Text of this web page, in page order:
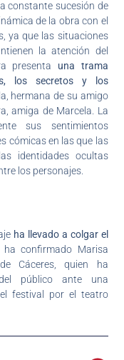
constante sucesión de
de la obra con el
ya que las situaciones
la atención del
presenta una trama
los secretos y los
hermana de su amigo
amiga de Marcela. La
sus sentimientos
cómicas en las que las
identidades ocultas
los personajes.
ha llevado a colgar el
ha confirmado Marisa
Cáceres, quien ha
público ante una
festival por el teatro